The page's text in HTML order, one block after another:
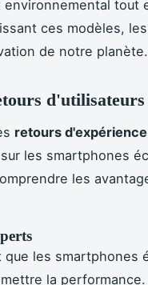
environnemental
ces modèles,
de notre planète.
d'utilisateurs
retours d'expérience
les smartphones
les
les smartphones
la